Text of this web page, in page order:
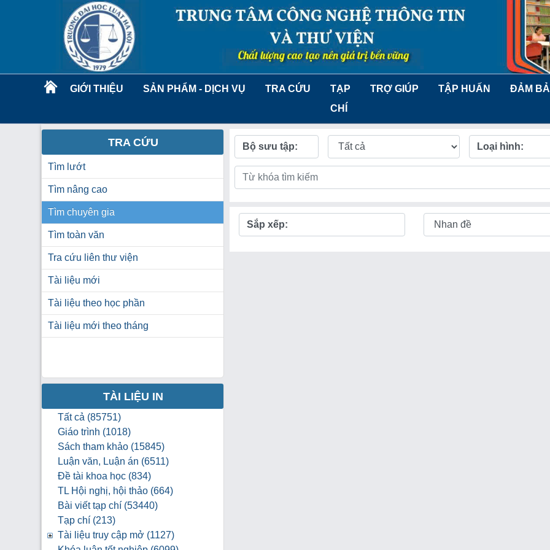
GIỚI THIỆU SẢN PHẨM - DỊCH VỤ TRA CỨU
TẠP
CHÍ
TRỢ GIÚP TẬP HUẤN ĐẢM
TRA CỨU
Tìm lướt
Tìm nâng cao
Tìm chuyên gia
Tìm toàn văn
Tra cứu liên thư viện
Tài liệu mới
Tài liệu theo học phần
Tài liệu mới theo tháng
TÀI LIỆU IN
Tất cả (85751)
Giáo trình (1018)
Sách tham khảo (15845)
Luận văn, Luận án (6511)
Đề tài khoa học (834)
TL Hội nghị, hội thảo (664)
Bài viết tạp chí (53440)
Tạp chí (213)
Tài liệu truy cập mở (1127)
Bộ sưu tập: Loại hình:
Sắp xếp: